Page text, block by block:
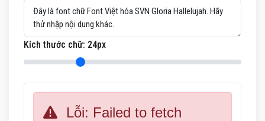
Kích thước chữ: 24px
Lỗi: Failed to fetch